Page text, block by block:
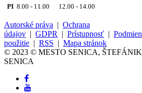
PI 8.00 - 11.00 12.00 - 14.00
Autorské práva | Ochrana
údajov | GDPR | Prístupnosť |
použitie | RSS | Mapa stránok
© 2023 © MESTO SENICA,
SENICA